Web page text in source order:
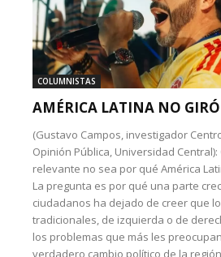
COLUMNISTAS
AMÉRICA LATINA NO
(Gustavo Campos, investigador
Opinión Pública, Universidad
relevante no sea por qué América
La pregunta es por qué una parte
ciudadanos ha dejado de creer que
tradicionales, de izquierda o de
los problemas que más les
verdadero cambio político de la